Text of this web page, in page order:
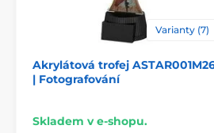
Varianty (7)
Akrylátová trofej
| Fotografování
Skladem v e-shopu.